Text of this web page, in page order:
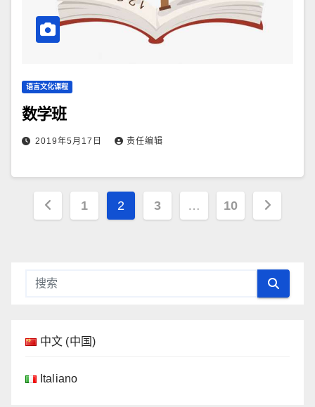
语言文化课程
数学班
2019年5月17日 责任编辑
文
航
1 2 3 … 10
中文 (中国)
Italiano